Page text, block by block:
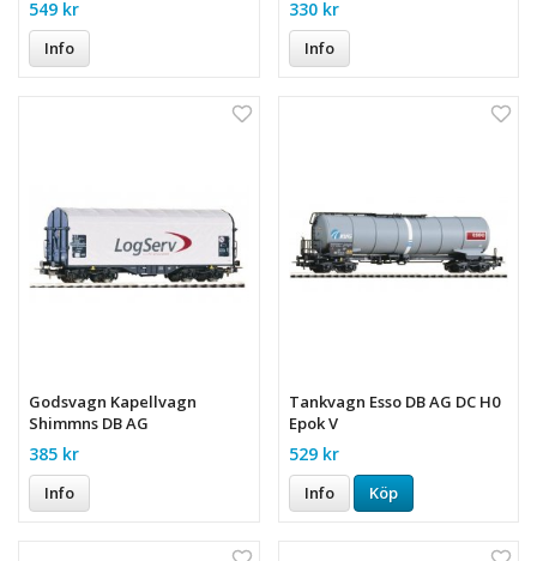
549 kr
Info
330 kr
Info
Godsvagn Kapellvagn
Shimmns DB AG
385 kr
Info
Tankvagn Esso DB AG DC H0
Epok V
529 kr
Info Köp